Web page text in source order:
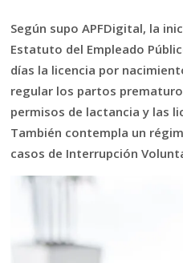
Según supo APFDigital, la
Estatuto del Empleado
días la licencia por
regular los partos
permisos de lactancia y las
También contempla un
casos de Interrupción